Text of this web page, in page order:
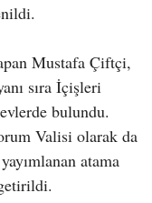
Mustafa Çiftçi,
sıra İçişleri
bulundu.
Valisi olarak da
atama